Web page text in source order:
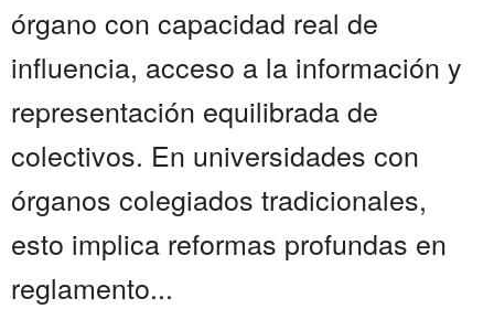
órgano con capacidad real de
influencia, acceso a la información y
representación equilibrada de
colectivos. En universidades con
órganos colegiados tradicionales,
esto implica reformas profundas en
reglamento...